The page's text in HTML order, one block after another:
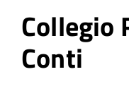
Collegio
Conti